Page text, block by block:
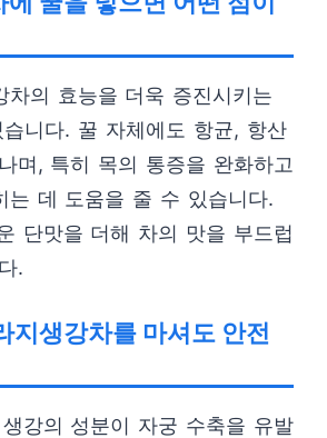
차의 효능을 더욱 증진시키는
니다. 꿀 자체에도 항균, 항산
며, 특히 목의 통증을 완화하고
는 데 도움을 줄 수 있습니다.
단맛을 더해 차의 맛을 부드럽
.
지생강차를 마셔도 안전
강의 성분이 자궁 수축을 유발